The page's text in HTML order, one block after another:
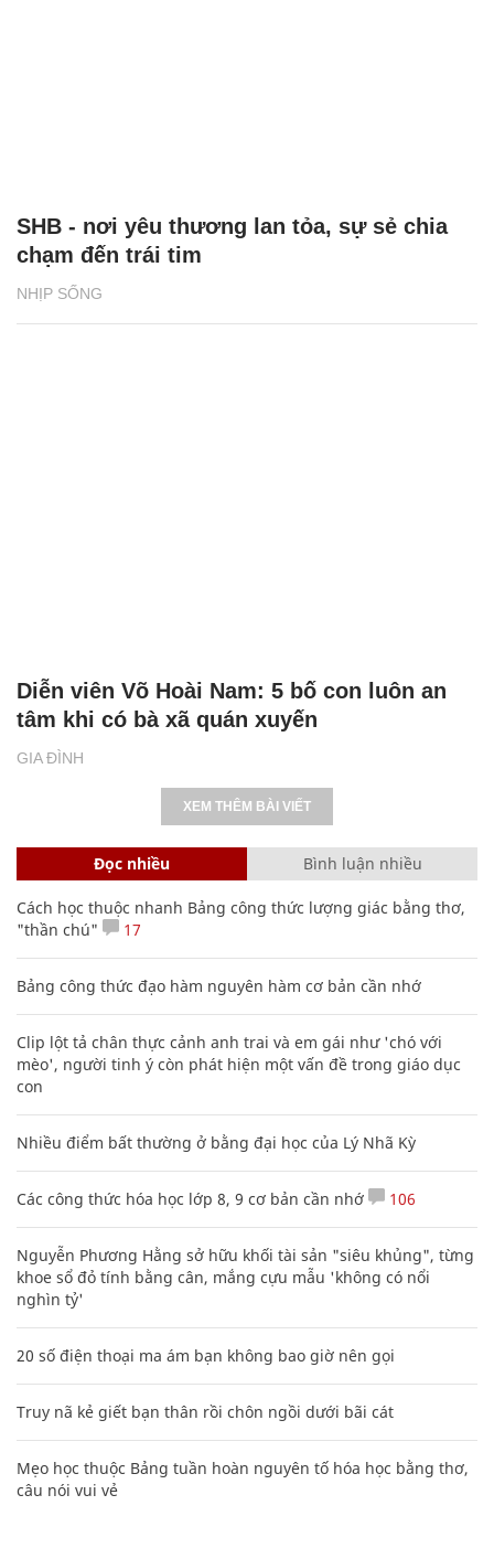
NHỊP SỐNG
SHB - nơi yêu thương lan tỏa, sự sẻ chia
chạm đến trái tim
GIA ĐÌNH
Diễn viên Võ Hoài Nam: 5 bố con luôn an
tâm khi có bà xã quán xuyến
XEM THÊM BÀI VIẾT
Đọc nhiều Bình luận nhiều
Cách học thuộc nhanh Bảng công thức lượng giác bằng thơ,
"thần chú"
17
Bảng công thức đạo hàm nguyên hàm cơ bản cần nhớ
Clip lột tả chân thực cảnh anh trai và em gái như 'chó với
mèo', người tinh ý còn phát hiện một vấn đề trong giáo dục
con
Nhiều điểm bất thường ở bằng đại học của Lý Nhã Kỳ
Các công thức hóa học lớp 8, 9 cơ bản cần nhớ 106
Nguyễn Phương Hằng sở hữu khối tài sản "siêu khủng", từng
khoe sổ đỏ tính bằng cân, mắng cựu mẫu 'không có nổi
nghìn tỷ'
20 số điện thoại ma ám bạn không bao giờ nên gọi
Truy nã kẻ giết bạn thân rồi chôn ngồi dưới bãi cát
Mẹo học thuộc Bảng tuần hoàn nguyên tố hóa học bằng thơ,
câu nói vui vẻ